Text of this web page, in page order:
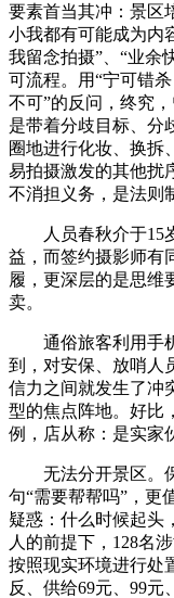
要素首当其冲：景区
小我都有可能成为内
我留念拍摄”、“业余
可流程。用“宁可错
不可”的反问，终究
是带着分歧目标、分
圈地进行化妆、换拆
易拍摄激发的其他扰
不消担义务，是法则
人员春秋介于15岁
益，而签约摄影师有
履，更深层的是思维
卖。
通俗旅客利用手机
到，对安保、放哨人
信力之间就发生了冲
型的焦点阵地。好比
例，店从称：是实家
无法分开景区。保
句“需要帮帮吗”，更
疑惑：什么时候起头
人的前提下，128名
按照现实环境进行处
反、供给69元、99元